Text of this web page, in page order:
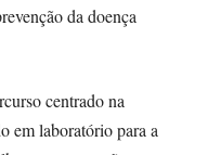
da doença
centrado na
em laboratório para a